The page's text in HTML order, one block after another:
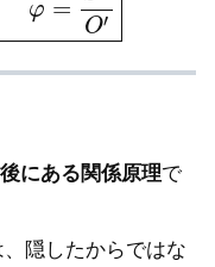
にある関係原理で
隠したからではな